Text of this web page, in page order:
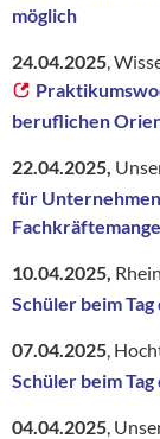
möglich
24.04.2025,
beruflichen
22.04.2025,
für
10.04.2025,
Schüler beim
07.04.2025,
Schüler beim
04.04.2025 ,